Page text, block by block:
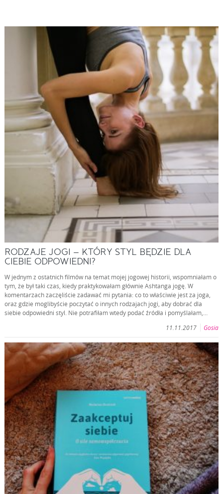
RODZAJE JOGI – KTÓRY STYL BĘDZIE DLA
CIEBIE ODPOWIEDNI?
W jednym z ostatnich filmów na temat mojej jogowej historii, wspomniałam o
tym, że był taki czas, kiedy praktykowałam głównie Ashtanga jogę. W
komentarzach zaczęliście zadawać mi pytania: co to właściwie jest za joga,
oraz gdzie moglibyście poczytać o innych rodzajach jogi, aby dobrać dla
siebie odpowiedni styl. Nie potrafiłam wtedy podać źródła i pomyślałam,…
11.11.2017
Gosia